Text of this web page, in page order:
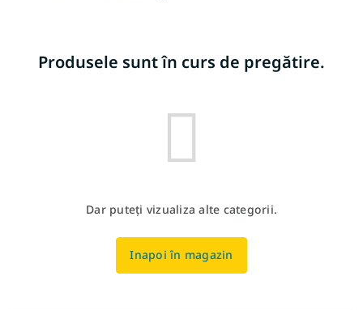
Produsele sunt în curs de pregătire.
Dar puteţi vizualiza alte categorii.
Inapoi în magazin